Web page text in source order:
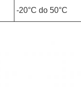
-20°C do 50°C